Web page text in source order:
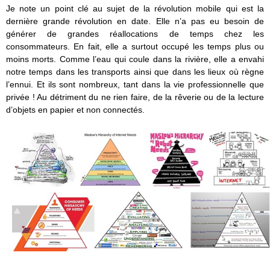
Je note un point clé au sujet de la révolution mobile qui est la
dernière grande révolution en date. Elle n’a pas eu besoin de
générer de grandes réallocations de temps chez les
consommateurs. En fait, elle a surtout occupé les temps plus ou
moins morts. Comme l’eau qui coule dans la rivière, elle a envahi
notre temps dans les transports ainsi que dans les lieux où règne
l’ennui. Et ils sont nombreux, tant dans la vie professionnelle que
privée ! Au détriment du ne rien faire, de la rêverie ou de la lecture
d’objets en papier et non connectés.